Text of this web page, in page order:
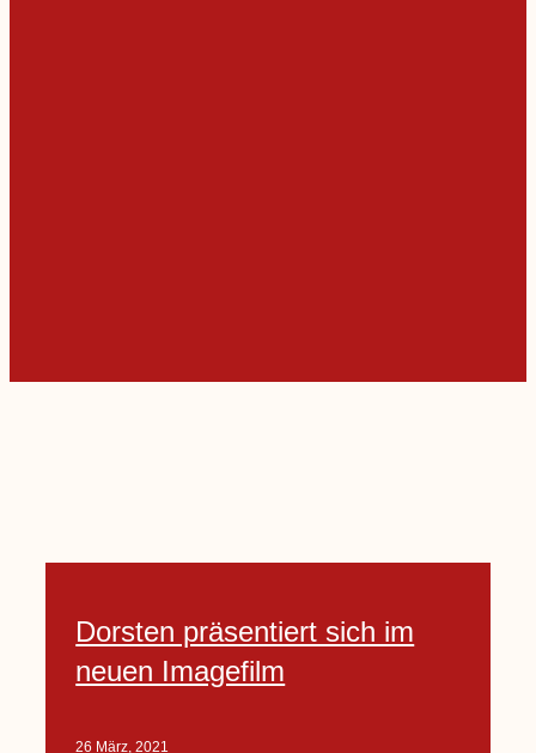
Dorsten präsentiert sich im
neuen Imagefilm
26 März, 2021